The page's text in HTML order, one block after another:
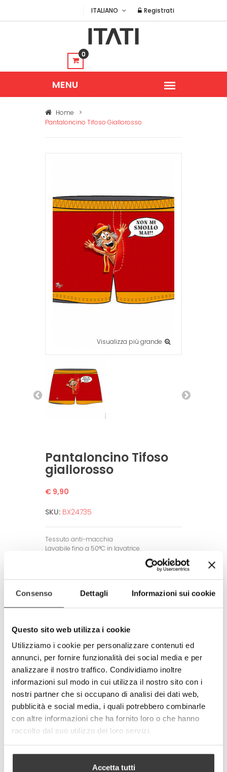
Consenso Dettagli Informazioni sui cookie
Questo sito web utilizza i cookie
Utilizziamo i cookie per personalizzare contenuti ed
annunci, per fornire funzionalità dei social media e per
analizzare il nostro traffico. Condividiamo inoltre
informazioni sul modo in cui utilizza il nostro sito con i
nostri partner che si occupano di analisi dei dati web,
pubblicità e social media, i quali potrebbero combinarle
con altre informazioni che ha fornito loro o che hanno
raccolto dal suo utilizzo dei loro servizi.
Accetta tutti
ITALIANO Registrati
0
Home
>
Pantaloncino Tifoso Giallorosso
Visualizza più grande
Pantaloncino Tifoso
giallorosso
€ 9,90
SKU: BX24735
Tessuto anti-macchia
Lavabile fino a 50°C in lavatrice.
grazie a tecniche di stampa all’avanguardia.
Amico dell’ambiente e dell’uomo.
Prodotto completamente in Italia
100% made in Italy
© Modello e disegno registrato.
E’ vietata la riproduzione anche
parziale.
- +
AGGIUNGI AL CARRELLO